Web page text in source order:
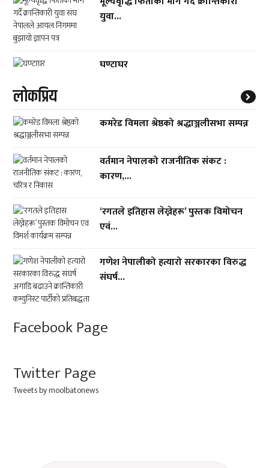
युवा...
घण्टाघर
लाेकप्रिय
कमरेड विमला श्रेष्ठको श्रद्धाञ्जलीसभा सम्पन्न
वर्तमान नेपालको राजनीतिक संकट :
कारण,...
‘रगतले इतिहास लेख्नेहरू’ पुस्तक विमोचन
एवं...
गणेश नेपालीको हत्यारो सरकारका विरुद्ध
संघर्ष...
Facebook Page
Twitter Page
Tweets by moolbatonews